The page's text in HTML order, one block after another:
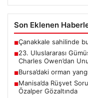
Son Eklenen
■Çanakkale sahilinde
■23. Uluslararası
Charles Owen’dan
■Bursa’daki orman
■Manisa’da Rüşvet
Özalper Gözaltında